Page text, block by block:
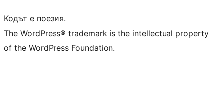
Кодът е поезия.
The WordPress® trademark is the intellectual property
of the WordPress Foundation.